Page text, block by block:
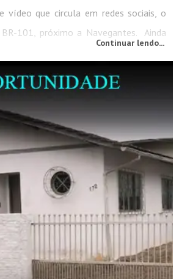
vídeo que circula em redes sociais, o
101, próximo a Navegantes. Ainda
se suspenso, sem qualquer tipo de
que trafegavam na...
Continuar lendo...